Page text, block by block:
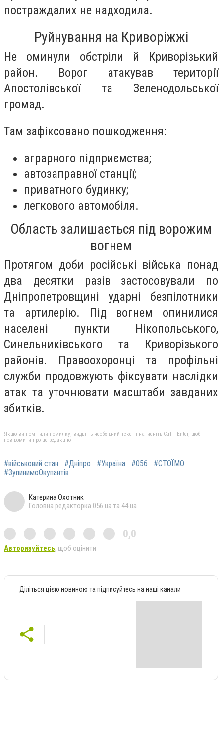
постраждалих не надходила.
Руйнування на Криворіжжі
Не оминули обстріли й Криворізький
район. Ворог атакував території
Апостолівської та Зеленодольської
громад.
Там зафіксовано пошкодження:
аграрного підприємства;
автозаправної станції;
приватного будинку;
легкового автомобіля.
Область залишається під ворожим
вогнем
Протягом доби російські війська понад
два десятки разів застосовували по
Дніпропетровщині ударні безпілотники
та артилерію. Під вогнем опинилися
населені пункти Нікопольського,
Синельниківського та Криворізького
районів. Правоохоронці та профільні
служби продовжують фіксувати наслідки
атак та уточнювати масштаби завданих
збитків.
Якщо ви помітили помилку, виділіть необхідний текст і натисніть Ctrl + Enter, щоб
повідомити про це редакцію
#військовий стан #Дніпро #Україна #056
#СТОЇМО
#ЗупинимоОкупантів
Катерина Охотник
Головна редакторка 056.ua та 44.ua
0,0
Авторизуйтесь, щоб оцінити
Діліться цією новиною та підписуйтесь на наші канали